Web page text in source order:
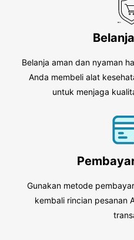
Belanja aman dan nyaman
Anda membeli alat
untuk menjaga
Gunakan metode
kembali rincian pesanan